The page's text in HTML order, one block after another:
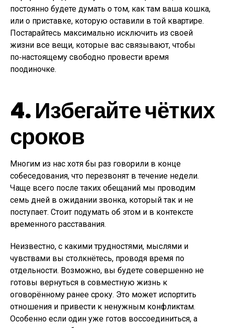
постоянно будете думать о том, как там ваша кошка,
или о приставке, которую оставили в той квартире.
Постарайтесь максимально исключить из своей
жизни все вещи, которые вас связывают, чтобы
по‑настоящему свободно провести время
поодиночке.
4. Избегайте чётких
сроков
Многим из нас хотя бы раз говорили в конце
собеседования, что перезвонят в течение недели.
Чаще всего после таких обещаний мы проводим
семь дней в ожидании звонка, который так и не
поступает. Стоит подумать об этом и в контексте
временного расставания.
Неизвестно, с какими трудностями, мыслями и
чувствами вы столкнётесь, проводя время по
отдельности. Возможно, вы будете совершенно не
готовы вернуться в совместную жизнь к
оговорённому ранее сроку. Это может испортить
отношения и привести к ненужным конфликтам.
Особенно если один уже готов воссоединиться, а